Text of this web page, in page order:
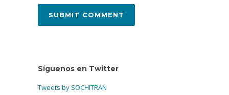
Síguenos en Twitter
Tweets by SOCHITRAN